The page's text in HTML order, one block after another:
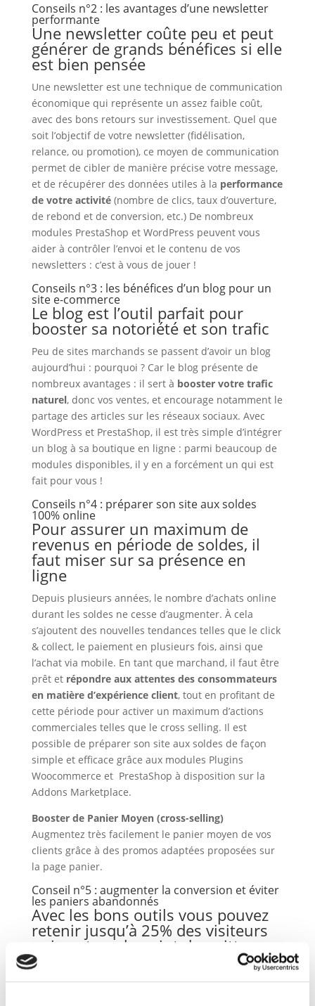
Conseils n°2 : les avantages d’une newsletter
performante
Une newsletter coûte peu et peut
générer de grands bénéfices si elle
est bien pensée
Une newsletter est une technique de communication
économique qui représente un assez faible coût,
avec des bons retours sur investissement. Quel que
soit l’objectif de votre newsletter (fidélisation,
relance, ou promotion), ce moyen de communication
permet de cibler de manière précise votre message,
et de récupérer des données utiles à la performance
de votre activité(nombre de clics, taux d’ouverture,
de rebond et de conversion, etc.) De nombreux
modules PrestaShop et WordPress peuvent vous
aider à contrôler l’envoi et le contenu de vos
newsletters : c’est à vous de jouer !
Conseils n°3 : les bénéfices d’un blog pour un
site e-commerce
Le blog est l’outil parfait pour
booster sa notoriété et son trafic
Peu de sites marchands se passent d’avoir un blog
aujourd’hui : pourquoi ? Car le blog présente de
nombreux avantages : il sert à booster votre trafic
naturel, donc vos ventes, et encourage notamment le
partage des articles sur les réseaux sociaux. Avec
WordPress et PrestaShop, il est très simple d’intégrer
un blog à sa boutique en ligne : parmi beaucoup de
modules disponibles, il y en a forcément un qui est
fait pour vous !
Conseils n°4 : préparer son site aux soldes
100% online
Pour assurer un maximum de
revenus en période de soldes, il
faut miser sur sa présence en
ligne
Depuis plusieurs années, le nombre d’achats online
durant les soldes ne cesse d’augmenter. À cela
s’ajoutent des nouvelles tendances telles que le click
& collect, le paiement en plusieurs fois, ainsi que
l’achat via mobile. En tant que marchand, il faut être
prêt et répondre aux attentes des consommateurs
en matière d’expérience client, tout en profitant de
cette période pour activer un maximum d’actions
commerciales telles que le cross selling. Il est
possible de préparer son site aux soldes de façon
simple et efficace grâce aux modules Plugins
Woocommerce et PrestaShop à disposition sur la
Addons Marketplace.
Booster de Panier Moyen (cross-selling)
Augmentez très facilement le panier moyen de vos
clients grâce à des promos adaptées proposées sur
la page panier.
Conseil n°5 : augmenter la conversion et éviter
les paniers abandonnés
Avec les bons outils vous pouvez
retenir jusqu’à 25% des visiteurs
qui sont sur le point de quitter
une page
Un des pires ennemis des commerçants est